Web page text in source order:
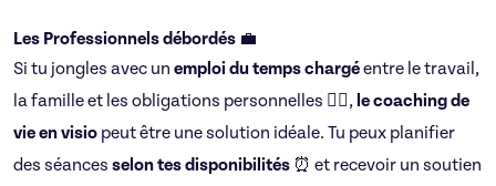
Les Professionnels débordés 💼
Si tu jongles avec un emploi du temps chargéentre le travail,
la famille et les obligations personnelles 🤹‍♂️,le coaching de
vie en visio peut être une solution idéale. Tu peux planifier
des séances selon tes disponibilités ⏰ et recevoir un soutien